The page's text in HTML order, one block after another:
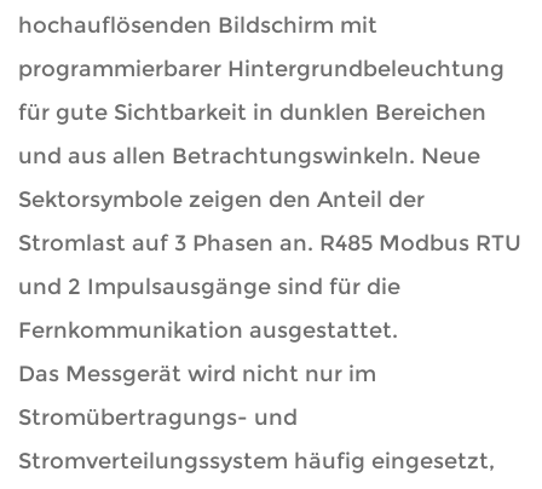
hochauflösenden Bildschirm mit
programmierbarer Hintergrundbeleuchtung
für gute Sichtbarkeit in dunklen Bereichen
und aus allen Betrachtungswinkeln. Neue
Sektorsymbole zeigen den Anteil der
Stromlast auf 3 Phasen an. R485 Modbus RTU
und 2 Impulsausgänge sind für die
Fernkommunikation ausgestattet.
Das Messgerät wird nicht nur im
Stromübertragungs- und
Stromverteilungssystem häufig eingesetzt,